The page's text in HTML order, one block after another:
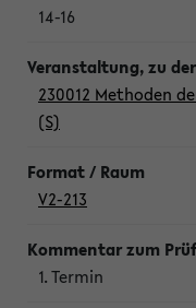
14-16
230012 Methoden
(S)
V2-213
1. Termin